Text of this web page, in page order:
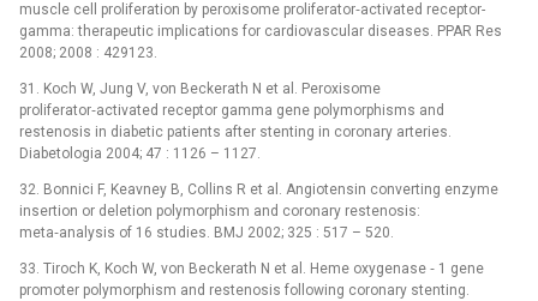
muscle cell proliferation by peroxisome proliferator‑activated receptor-
gamma: therapeutic implications for cardiovascular diseases. PPAR Res
2008; 2008 : 429123.
31. Koch W, Jung V, von Beckerath N et al. Peroxisome
proliferator‑activated receptor gamma gene polymorphisms and
restenosis in diabetic patients after stenting in coronary arteries.
Diabetologia 2004; 47 : 1126 –⁠ 1127.
32. Bonnici F, Keavney B, Collins R et al. Angiotensin converting enzyme
insertion or deletion polymorphism and coronary restenosis:
meta‑analysis of 16 studies. BMJ 2002; 325 : 517 –⁠ 520.
33. Tiroch K, Koch W, von Beckerath N et al. Heme oxygenase ‑⁠ 1 gene
promoter polymorphism and restenosis following coronary stenting.